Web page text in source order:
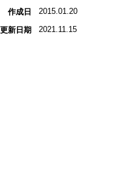
作成日 2015.01.20
更新日期 2021.11.15